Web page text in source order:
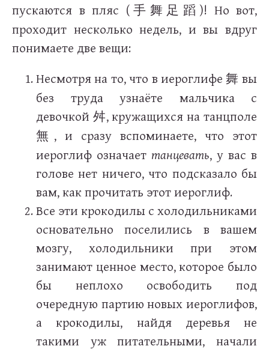
пускаются в пляс ( 手舞足蹈 )! Но вот,
проходит несколько недель, и вы вдруг
понимаете две вещи:
Несмотря на то, что в иероглифе舞 вы
без труда узнаёте мальчика с
девочкой 舛, кружащихся на танцполе
無 , и сразу вспоминаете, что этот
иероглиф означает танцевать, у вас в
голове нет ничего, что подсказало бы
вам, как прочитать этот иероглиф.
Все эти крокодилы с холодильниками
основательно поселились в вашем
мозгу, холодильники при этом
занимают ценное место, которое было
бы неплохо освободить под
очередную партию новых иероглифов,
а крокодилы, найдя деревья не
такими уж питательными, начали